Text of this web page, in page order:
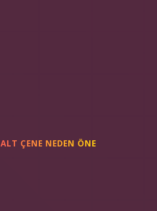
ALT ÇENE NEDEN ÖNE